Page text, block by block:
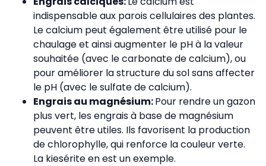
indispensable aux parois cellulaires des plantes.
Le calcium peut également être utilisé pour le
chaulage et ainsi augmenter le pH à la valeur
souhaitée (avec le carbonate de calcium), ou
pour améliorer la structure du sol sans affecter
le pH (avec le sulfate de calcium).
Engrais au magnésium:Pour rendre un gazon
plus vert, les engrais à base de magnésium
peuvent être utiles. Ils favorisent la production
de chlorophylle, qui renforce la couleur verte.
La kiesérite en est un exemple.